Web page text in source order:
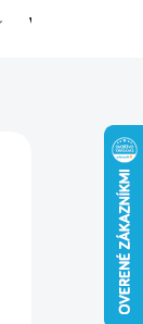
VEREJNÝ